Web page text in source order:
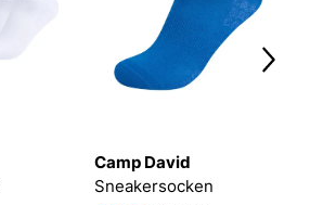
Camp David
Sneakersocken